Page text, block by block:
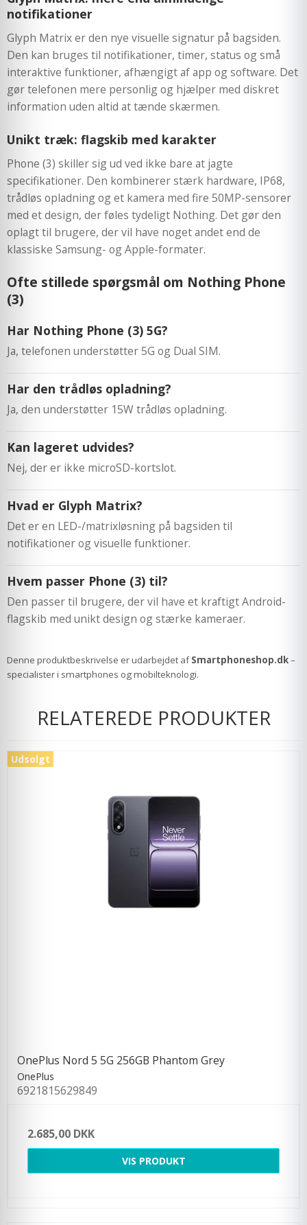
notifikationer
Glyph Matrix er den nye visuelle signatur på bagsiden.
Den kan bruges til notifikationer, timer, status og små
interaktive funktioner, afhængigt af app og software. Det
gør telefonen mere personlig og hjælper med diskret
information uden altid at tænde skærmen.
Unikt træk: flagskib med karakter
Phone (3) skiller sig ud ved ikke bare at jagte
specifikationer. Den kombinerer stærk hardware, IP68,
trådløs opladning og et kamera med fire 50MP-sensorer
med et design, der føles tydeligt Nothing. Det gør den
oplagt til brugere, der vil have noget andet end de
klassiske Samsung- og Apple-formater.
Ofte stillede spørgsmål om Nothing Phone
(3)
Har Nothing Phone (3) 5G?
Ja, telefonen understøtter 5G og Dual SIM.
Har den trådløs opladning?
Ja, den understøtter 15W trådløs opladning.
Kan lageret udvides?
Nej, der er ikke microSD-kortslot.
Hvad er Glyph Matrix?
Det er en LED-/matrixløsning på bagsiden til
notifikationer og visuelle funktioner.
Hvem passer Phone (3) til?
Den passer til brugere, der vil have et kraftigt Android-
flagskib med unikt design og stærke kameraer.
Denne produktbeskrivelse er udarbejdet afSmartphoneshop.dk–
specialister i smartphones og mobilteknologi.
RELATEREDE PRODUKTER
Udsolgt
OnePlus Nord 5 5G 256GB Phantom Grey
OnePlus
6921815629849
2.685,00 DKK
VIS PRODUKT